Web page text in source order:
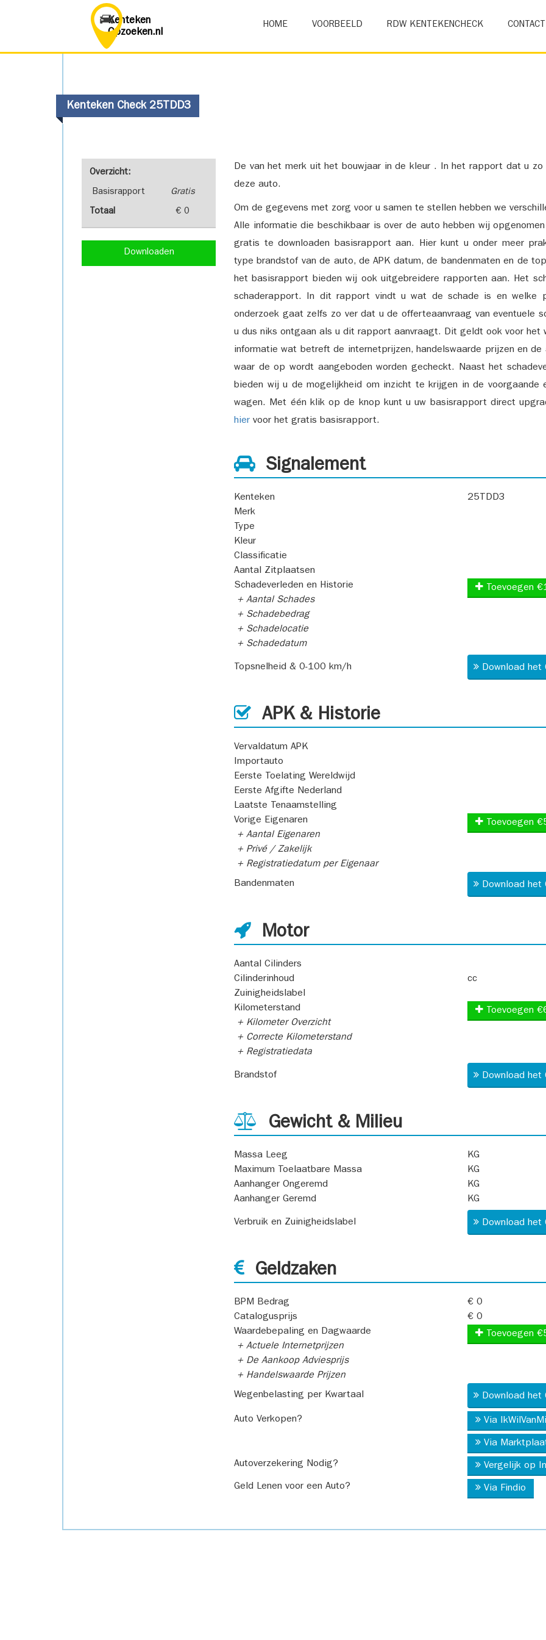
Kenteken
Opzoeken.nl
HOME VOORBEELD RDW KENTEKENCHECK CONTACT
Kenteken Check 25TDD3
Overzicht:
Basisrapport Gratis
Totaal € 0
Downloaden
De van het merk uit het bouwjaar in de kleur . In het rapport dat u
deze auto.
Om de gegevens met zorg voor u samen te stellen hebben we
Alle informatie die beschikbaar is over de auto hebben wij
gratis te downloaden basisrapport aan. Hier kunt u onder meer
type brandstof van de auto, de APK datum, de bandenmaten en de
het basisrapport bieden wij ook uitgebreidere rapporten aan. Het
schaderapport. In dit rapport vindt u wat de schade is en welke
onderzoek gaat zelfs zo ver dat u de offerteaanvraag van eventuele
u dus niks ontgaan als u dit rapport aanvraagt. Dit geldt ook voor
informatie wat betreft de internetprijzen, handelswaarde prijzen en
waar de op wordt aangeboden worden gecheckt. Naast het
bieden wij u de mogelijkheid om inzicht te krijgen in de voorgaande
wagen. Met één klik op de knop kunt u uw basisrapport direct
hier voor het gratis basisrapport.
Signalement
Kenteken
25TDD3
Merk
Type
Kleur
Classificatie
Aantal Zitplaatsen
Schadeverleden en Historie
+ Aantal Schades
+ Schadebedrag
+ Schadelocatie
+ Schadedatum
Toevoegen
Topsnelheid & 0-100 km/h Download
APK & Historie
Vervaldatum APK
Importauto
Eerste Toelating Wereldwijd
Eerste Afgifte Nederland
Laatste Tenaamstelling
Vorige Eigenaren
+ Aantal Eigenaren
+ Privé / Zakelijk
+ Registratiedatum per Eigenaar
Toevoegen
Bandenmaten Download
Motor
Aantal Cilinders
Cilinderinhoud
cc
Zuinigheidslabel
Kilometerstand
+ Kilometer Overzicht
+ Correcte Kilometerstand
+ Registratiedata
Toevoegen
Brandstof Download
Gewicht & Milieu
Massa Leeg
KG
Maximum Toelaatbare Massa
KG
Aanhanger Ongeremd
KG
Aanhanger Geremd
KG
Verbruik en Zuinigheidslabel Download
Geldzaken
BPM Bedrag
€ 0
Catalogusprijs
€ 0
Waardebepaling en Dagwaarde
+ Actuele Internetprijzen
+ De Aankoop Adviesprijs
+ Handelswaarde Prijzen
Toevoegen
Wegenbelasting per Kwartaal Download
Auto Verkopen? Via
Via
Autoverzekering Nodig? Vergelijk op
Geld Lenen voor een Auto? Via Findio